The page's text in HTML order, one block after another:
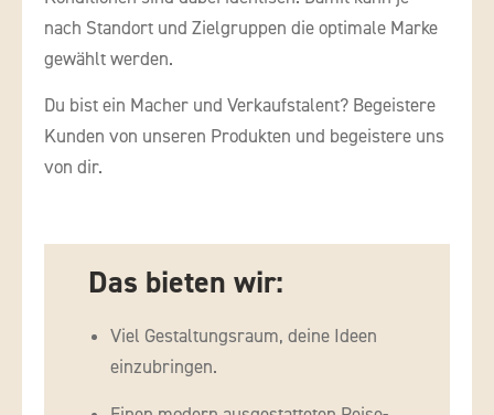
nach Standort und Zielgruppen die optimale Marke
gewählt werden.
Du bist ein Macher und Verkaufstalent? Begeistere
Kunden von unseren Produkten und begeistere uns
von dir.
Das bieten wir:
Viel Gestaltungsraum, deine Ideen
einzubringen.